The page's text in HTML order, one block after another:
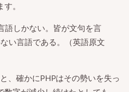
。
語しかない。皆が文句を言
い言語である。（英語原文
、確かにPHPはその勢いを失っ